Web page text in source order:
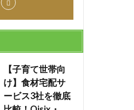
【子育て世帯向
け】食材宅配サ
ービス3社を徹底